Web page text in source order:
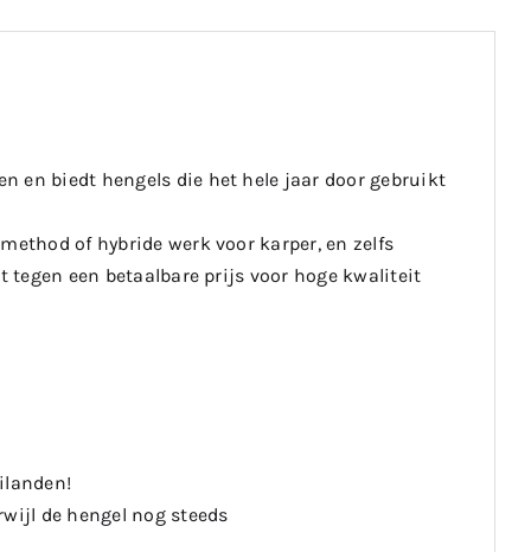
en biedt hengels die het hele jaar door gebruikt
of hybride werk voor karper, en zelfs
tegen een betaalbare prijs voor hoge kwaliteit
de hengel nog steeds